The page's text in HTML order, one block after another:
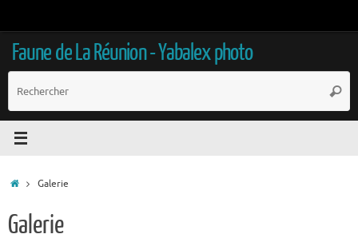
contenu
Faune de La Réunion - Yabalex photo
:
Accueil
Galerie
Galerie